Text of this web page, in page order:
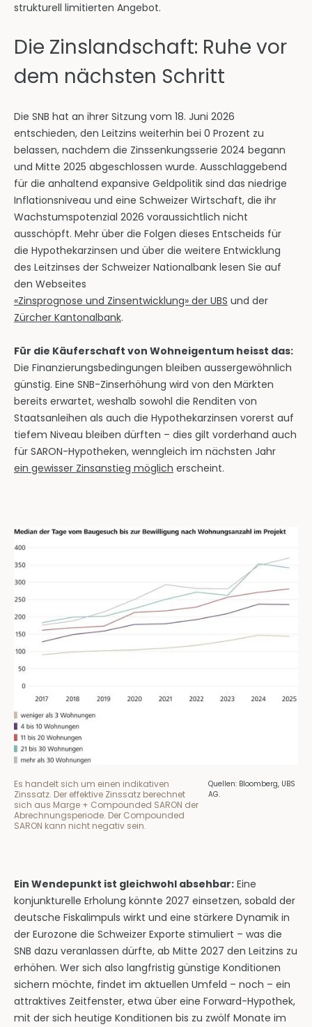
strukturell limitierten Angebot.
Die Zinslandschaft: Ruhe vor
dem nächsten Schritt
Die SNB hat an ihrer Sitzung vom 18. Juni 2026
entschieden, den Leitzins weiterhin bei 0 Prozent zu
belassen, nachdem die Zinssenkungsserie 2024 begann
und Mitte 2025 abgeschlossen wurde. Ausschlaggebend
für die anhaltend expansive Geldpolitik sind das niedrige
Inflationsniveau und eine Schweizer Wirtschaft, die ihr
Wachstumspotenzial 2026 voraussichtlich nicht
ausschöpft. Mehr über die Folgen dieses Entscheids für
die Hypothekarzinsen und über die weitere Entwicklung
des Leitzinses der Schweizer Nationalbank lesen Sie auf
den Webseites
«Zinsprognose und Zinsentwicklung» der UBS und der
Zürcher Kantonalbank.
Für die Käuferschaft von Wohneigentum heisst das:
Die Finanzierungsbedingungen bleiben aussergewöhnlich
günstig. Eine SNB-Zinserhöhung wird von den Märkten
bereits erwartet, weshalb sowohl die Renditen von
Staatsanleihen als auch die Hypothekarzinsen vorerst auf
tiefem Niveau bleiben dürften – dies gilt vorderhand auch
für SARON-Hypotheken, wenngleich im nächsten Jahr
ein gewisser Zinsanstieg möglich erscheint.
Es handelt sich um einen indikativen
Zinssatz. Der effektive Zinssatz berechnet
sich aus Marge + Compounded SARON der
Abrechnungsperiode. Der Compounded
SARON kann nicht negativ sein.
Quellen: Bloomberg, UBS
AG.
Ein Wendepunkt ist gleichwohl absehbar: Eine
konjunkturelle Erholung könnte 2027 einsetzen, sobald der
deutsche Fiskalimpuls wirkt und eine stärkere Dynamik in
der Eurozone die Schweizer Exporte stimuliert – was die
SNB dazu veranlassen dürfte, ab Mitte 2027 den Leitzins zu
erhöhen. Wer sich also langfristig günstige Konditionen
sichern möchte, findet im aktuellen Umfeld – noch – ein
attraktives Zeitfenster, etwa über eine Forward-Hypothek,
mit der sich heutige Konditionen bis zu zwölf Monate im